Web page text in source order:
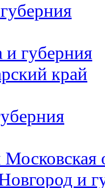
и губерния
край
и